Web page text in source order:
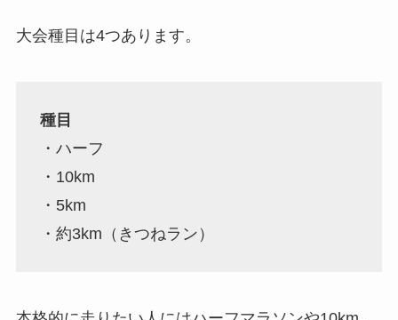
大会種目は4つあります。
種目
・ハーフ
・10km
・5km
・約3km（きつねラン）